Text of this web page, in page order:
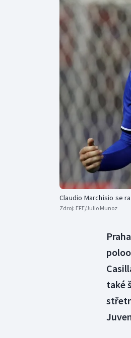
Claudio Marchisio se
Zdroj: EFE/Julio Munoz
také